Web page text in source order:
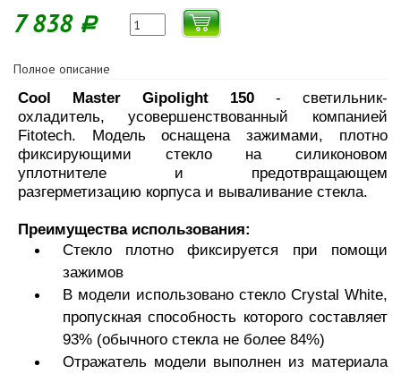
7 838 Р
Полное описание
Cool Master Gipolight 150 - светильник-
охладитель, усовершенствованный компанией
Fitotech. Модель оснащена зажимами, плотно
фиксирующими стекло на силиконовом
уплотнителе и предотвращающем
разгерметизацию корпуса и вываливание стекла.
Преимущества использования:
Стекло плотно фиксируется при помощи
зажимов
В модели использовано стекло Crystal White,
пропускная способность которого составляет
93% (обычного стекла не более 84%)
Отражатель модели выполнен из материала